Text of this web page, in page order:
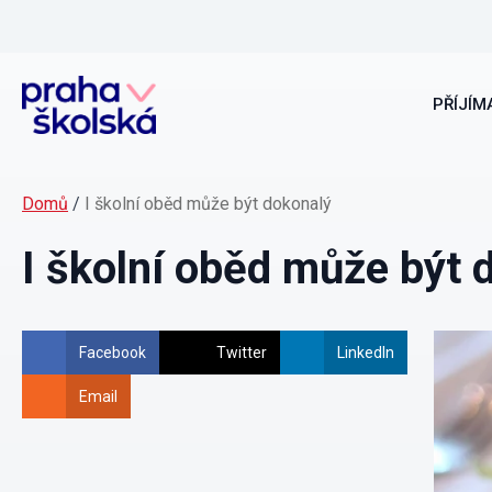
Domů / I školní oběd může být dokonalý
I školní oběd může být
Facebook Twitter LinkedIn
Email